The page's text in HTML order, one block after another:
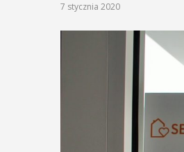
7 stycznia 2020